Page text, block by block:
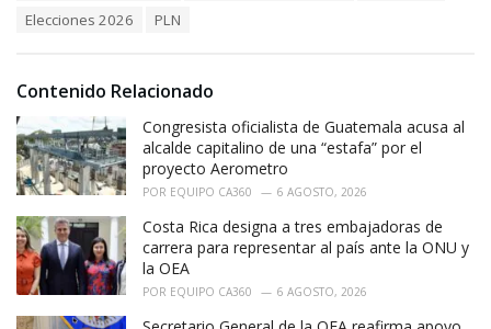
i
s
:
Elecciones 2026
PLN
Contenido Relacionado
Congresista oficialista de Guatemala acusa al
alcalde capitalino de una “estafa” por el
proyecto Aerometro
POR EQUIPO CA360 6 AGOSTO, 2026
Costa Rica designa a tres embajadoras de
carrera para representar al país ante la ONU y
la OEA
POR EQUIPO CA360 6 AGOSTO, 2026